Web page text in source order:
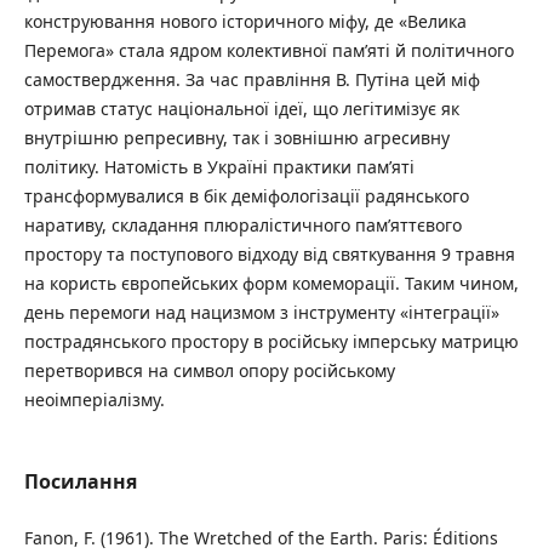
конструювання нового історичного міфу, де «Велика
Перемога» стала ядром колективної пам’яті й політичного
самоствердження. За час правління В. Путіна цей міф
отримав статус національної ідеї, що легітимізує як
внутрішню репресивну, так і зовнішню агресивну
політику. Натомість в Україні практики пам’яті
трансформувалися в бік деміфологізації радянського
наративу, складання плюралістичного пам’яттєвого
простору та поступового відходу від святкування 9 травня
на користь європейських форм комеморації. Таким чином,
день перемоги над нацизмом з інструменту «інтеграції»
пострадянського простору в російську імперську матрицю
перетворився на символ опору російському
неоімперіалізму.
Посилання
Fanon, F. (1961). The Wretched of the Earth. Paris: Éditions